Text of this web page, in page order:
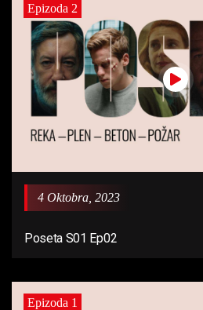
Epizoda 2
4 Oktobra, 2023
Poseta S01 Ep02
Epizoda 1